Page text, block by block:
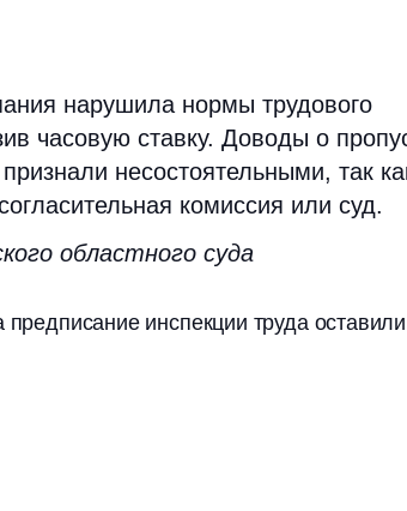
нарушила нормы трудового
часовую ставку. Доводы о
несостоятельными, так
комиссия или суд.
областного суда
инспекции труда